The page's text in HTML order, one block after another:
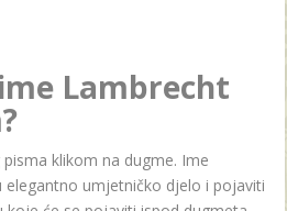
Lambrecht
klikom na dugme. Ime
elegantno umjetničko djelo i pojaviti